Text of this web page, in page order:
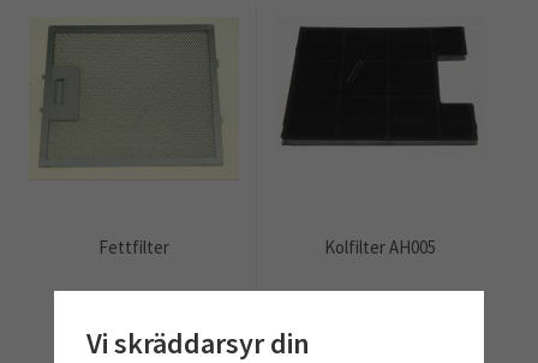
Fettfilter
Info Köp
Kolfilter AH005
Vi skräddarsyr din